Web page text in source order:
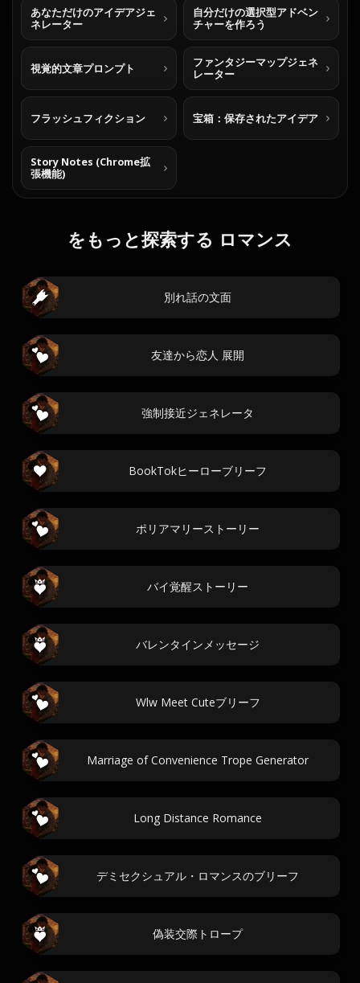
あなただけのアイデアジェ
ネレーター
自分だけの選択型アドベン
チャーを作ろう
視覚的文章プロンプト
ファンタジーマップジェネ
レーター
フラッシュフィクション 宝箱：保存されたアイデア
Story Notes (Chrome拡
張機能)
をもっと探索する ロマンス
別れ話の文面
友達から恋人 展開
強制接近ジェネレータ
BookTokヒーローブリーフ
ポリアマリーストーリー
バイ覚醒ストーリー
バレンタインメッセージ
Wlw Meet Cuteブリーフ
Marriage of Convenience Trope Generator
Long Distance Romance
デミセクシュアル・ロマンスのブリーフ
偽装交際トロープ